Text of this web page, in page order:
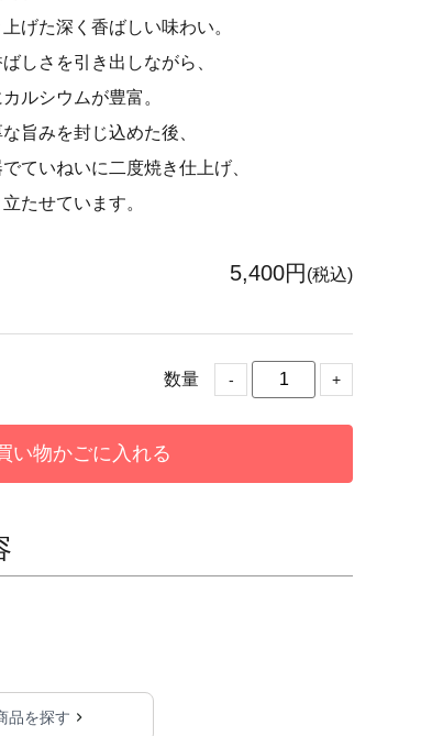
げた深く香ばしい味わい。
しさを引き出しながら、
ルシウムが豊富。
旨みを封じ込めた後、
ていねいに二度焼き仕上げ、
たせています。
5,400円 (税込)
数量 - +
い物かごに入れる
品を探す